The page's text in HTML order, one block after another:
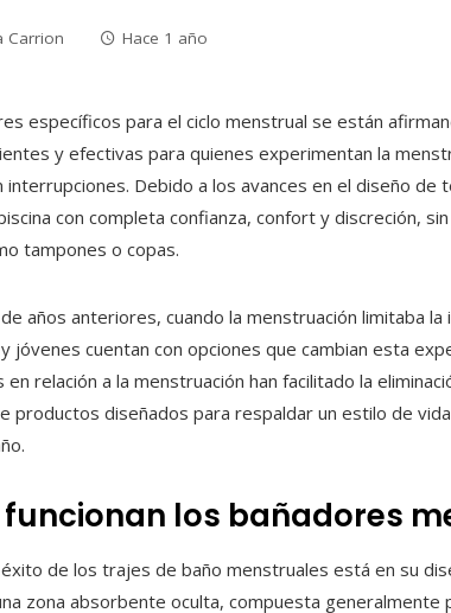
Carrion Hace 1 año
específicos para el ciclo menstrual se están
y efectivas para quienes experimentan la
interrupciones. Debido a los avances en el diseño
con completa confianza, confort y discreción,
tampones o copas.
años anteriores, cuando la menstruación limitaba
jóvenes cuentan con opciones que cambian esta
en relación a la menstruación han facilitado la
productos diseñados para respaldar un estilo de
los bañadores
de los trajes de baño menstruales está en su
zona absorbente oculta, compuesta